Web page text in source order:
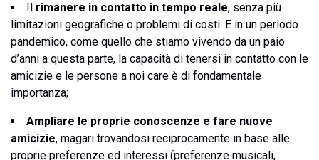
rimanere in contatto in tempo reale, senza più
limitazioni geografiche o problemi di costi. E in un periodo
pandemico, come quello che stiamo vivendo da un paio
d’anni a questa parte, la capacità di tenersi in contatto con le
amicizie e le persone a noi care è di fondamentale
importanza;
Ampliare le proprie conoscenze e fare nuove
amicizie, magari trovandosi reciprocamente in base alle
proprie preferenze ed interessi (preferenze musicali,